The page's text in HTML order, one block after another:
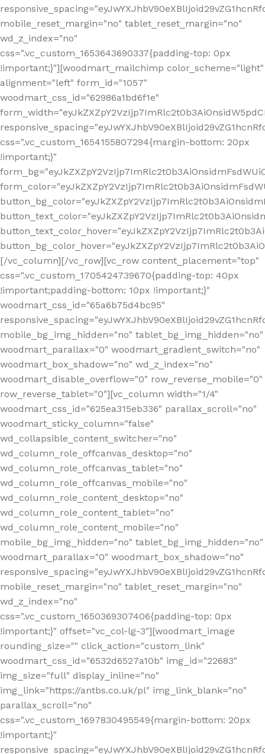
mobile_reset_margin="no" tablet_reset_margin="no"
wd_z_index="no"
css=".vc_custom_1653643690337{padding-top: 0px
!important;}"][woodmart_mailchimp color_scheme="light"
alignment="left" form_id="1057"
woodmart_css_id="62986a1bd6f1e"
css=".vc_custom_1654155807294{margin-bottom: 20px
!important;}"
[/vc_column][/vc_row][vc_row content_placement="top"
css=".vc_custom_1705424739670{padding-top: 40px
!important;padding-bottom: 10px !important;}"
woodmart_css_id="65a6b75d4bc95"
mobile_bg_img_hidden="no" tablet_bg_img_hidden="no"
woodmart_parallax="0" woodmart_gradient_switch="no"
woodmart_box_shadow="no" wd_z_index="no"
woodmart_disable_overflow="0" row_reverse_mobile="0"
row_reverse_tablet="0"][vc_column width="1/4"
woodmart_css_id="625ea315eb336" parallax_scroll="no"
woodmart_sticky_column="false"
wd_collapsible_content_switcher="no"
wd_column_role_offcanvas_desktop="no"
wd_column_role_offcanvas_tablet="no"
wd_column_role_offcanvas_mobile="no"
wd_column_role_content_desktop="no"
wd_column_role_content_tablet="no"
wd_column_role_content_mobile="no"
mobile_bg_img_hidden="no" tablet_bg_img_hidden="no"
woodmart_parallax="0" woodmart_box_shadow="no"
mobile_reset_margin="no" tablet_reset_margin="no"
wd_z_index="no"
css=".vc_custom_1650369307406{padding-top: 0px
!important;}" offset="vc_col-lg-3"][woodmart_image
rounding_size="" click_action="custom_link"
woodmart_css_id="6532d6527a10b" img_id="22683"
img_size="full" display_inline="no"
img_link="https://antbs.co.uk/pl" img_link_blank="no"
parallax_scroll="no"
css=".vc_custom_1697830495549{margin-bottom: 20px
!important;}"